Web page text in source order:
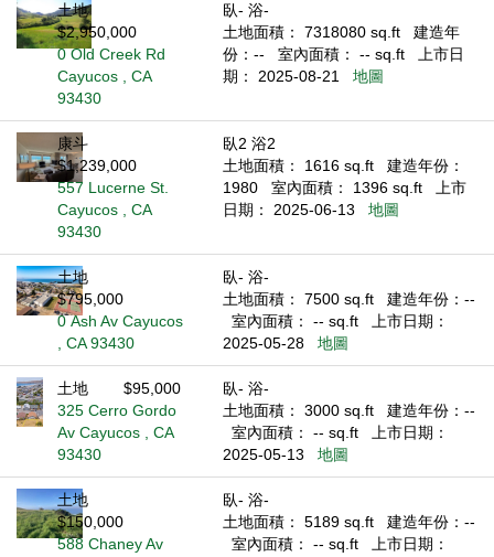
土地
$2,950,000
0 Old Creek Rd
Cayucos , CA
93430
臥- 浴-
土地面積： 7318080 sq.ft
建造年
份：--
室內面積： -- sq.ft
上市日
期： 2025-08-21
地圖
康斗
$1,239,000
557 Lucerne St.
Cayucos , CA
93430
臥2 浴2
土地面積： 1616 sq.ft
建造年份：
1980
室內面積： 1396 sq.ft
上市
日期： 2025-06-13
地圖
土地
$795,000
0 Ash Av Cayucos
, CA 93430
臥- 浴-
土地面積： 7500 sq.ft
建造年份：--
室內面積： -- sq.ft
上市日期：
2025-05-28
地圖
土地
$95,000
325 Cerro Gordo
Av Cayucos , CA
93430
臥- 浴-
土地面積： 3000 sq.ft
建造年份：--
室內面積： -- sq.ft
上市日期：
2025-05-13
地圖
土地
$150,000
588 Chaney Av
臥- 浴-
土地面積： 5189 sq.ft
建造年份：--
室內面積： -- sq.ft
上市日期：